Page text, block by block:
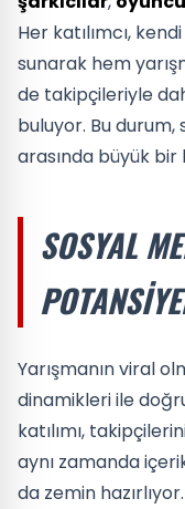
Her katılımcı,
sunarak hem
de takipçileriyle
buluyor. Bu durum,
arasında büyük
SOSYAL
Yarışmanın viral
dinamikleri ile
katılımı,
aynı zamanda
da zemin